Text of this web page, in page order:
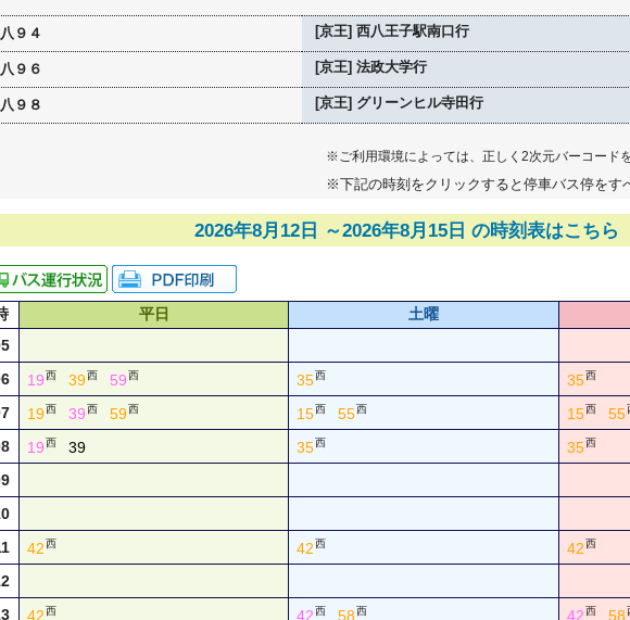
八９４ [京王] 西八王子駅南口行
八９６ [京王] 法政大学行
八９８ [京王] グリーンヒル寺田行
※ご利用環境によっては、正しく2次元バーコード
※下記の時刻をクリックすると停車バス停をす
2026年8月12日 ～2026年8月15日 の時刻表はこちら
平日 土曜
19西 39西 59西 35西 35西
19西 39西 59西 15西 55西 15西 55
19西 39 35西 35西
42西 42西 42西
42西 42西 58西 42西 58